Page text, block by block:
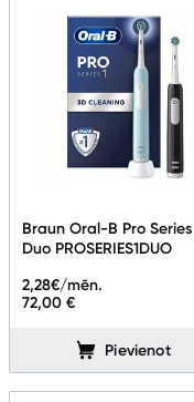
Termometri
Sports un
Ražotāju
Piegāde un
Braun Oral-B Pro Series
Duo PROSERIES1DUO
72,00 €
2,28€/mēn.
Pievienot